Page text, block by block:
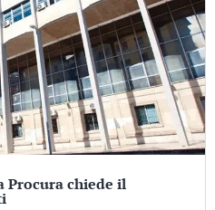
Procura chiede il